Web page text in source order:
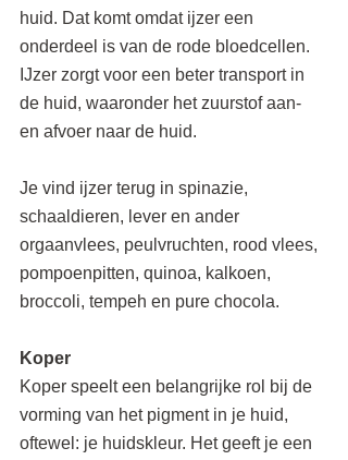
huid. Dat komt omdat ijzer een
onderdeel is van de rode bloedcellen.
IJzer zorgt voor een beter transport in
de huid, waaronder het zuurstof aan-
en afvoer naar de huid.
Je vind ijzer terug in spinazie,
schaaldieren, lever en ander
orgaanvlees, peulvruchten, rood vlees,
pompoenpitten, quinoa, kalkoen,
broccoli, tempeh en pure chocola.
Koper
Koper speelt een belangrijke rol bij de
vorming van het pigment in je huid,
oftewel: je huidskleur. Het geeft je een